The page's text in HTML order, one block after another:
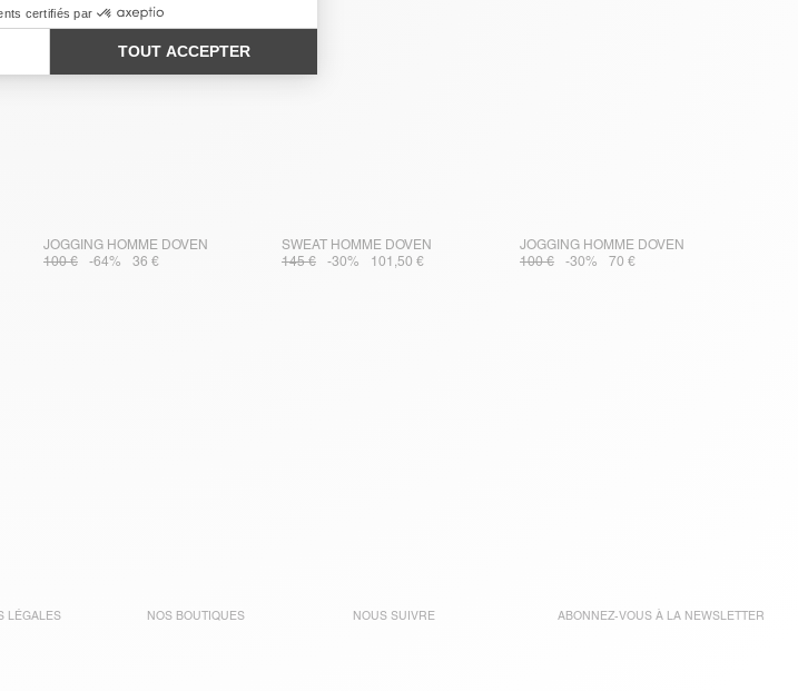
JOGGING HOMME DOVEN
100 €
-64% 36 €
SWEAT HOMME DOVEN
145 €
-30% 101,50 €
JOGGING HOMME DOVEN
100 €
-30% 70 €
LÉGALES NOS BOUTIQUES NOUS SUIVRE ABONNEZ-VOUS À LA NEWSLETTER